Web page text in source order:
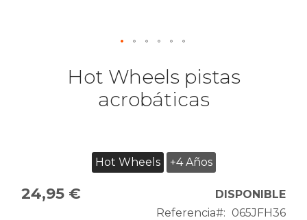
Hot Wheels pistas
acrobáticas
Hot Wheels +4 Años
24,95 €
DISPONIBLE
Referencia
065JFH36